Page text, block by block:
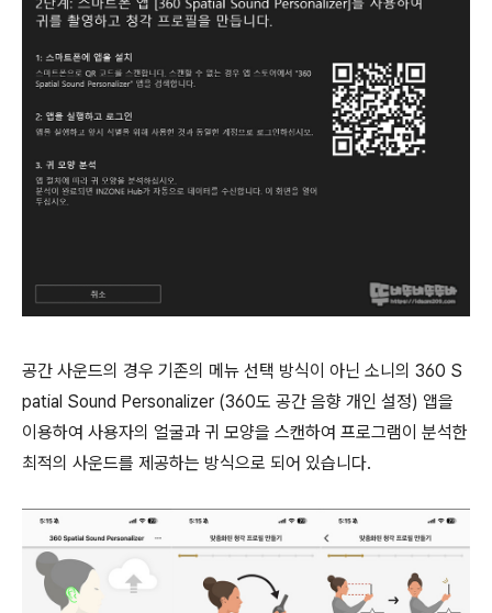
공간 사운드의 경우 기존의 메뉴 선택 방식이 아닌 소니의 360 S
patial Sound Personalizer (360도 공간 음향 개인 설정) 앱을
이용하여 사용자의 얼굴과 귀 모양을 스캔하여 프로그램이 분석한
최적의 사운드를 제공하는 방식으로 되어 있습니다.